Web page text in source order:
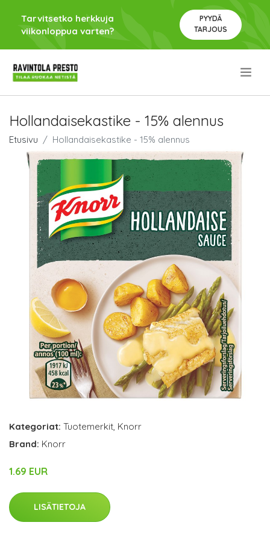
Tarvitsetko herkkuja
viikonloppua varten?
PYYDÄ
TARJOUS
Hollandaisekastike - 15% alennus
Etusivu Hollandaisekastike - 15% alennus
Kategoriat: Tuotemerkit, Knorr
Brand: Knorr
1.69 EUR
LISÄTIETOJA